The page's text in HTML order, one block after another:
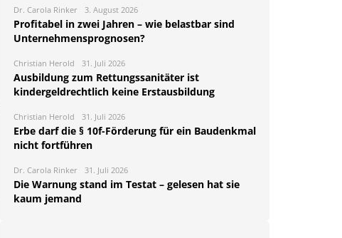
Dr. Carola Rinker 3. August 2026
Profitabel in zwei Jahren – wie belastbar sind
Unternehmensprognosen?
Christian Herold 31. Juli 2026
Ausbildung zum Rettungssanitäter ist
kindergeldrechtlich keine Erstausbildung
Christian Herold 31. Juli 2026
Erbe darf die § 10f-Förderung für ein Baudenkmal
nicht fortführen
Dr. Carola Rinker 31. Juli 2026
Die Warnung stand im Testat – gelesen hat sie
kaum jemand